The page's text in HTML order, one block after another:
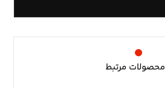
محصولات مرتبط